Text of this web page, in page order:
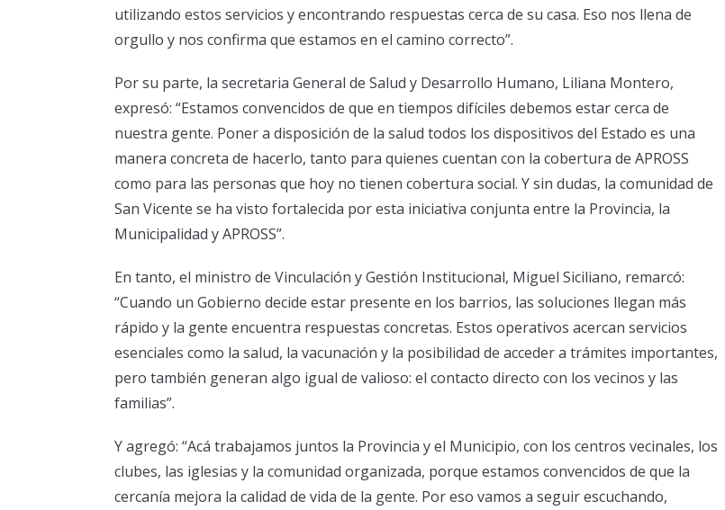
utilizando estos servicios y encontrando respuestas cerca de su casa. Eso nos llena de
orgullo y nos confirma que estamos en el camino correcto”.
Por su parte, la secretaria General de Salud y Desarrollo Humano, Liliana Montero,
expresó: “Estamos convencidos de que en tiempos difíciles debemos estar cerca de
nuestra gente. Poner a disposición de la salud todos los dispositivos del Estado es una
manera concreta de hacerlo, tanto para quienes cuentan con la cobertura de APROSS
como para las personas que hoy no tienen cobertura social. Y sin dudas, la comunidad de
San Vicente se ha visto fortalecida por esta iniciativa conjunta entre la Provincia, la
Municipalidad y APROSS”.
En tanto, el ministro de Vinculación y Gestión Institucional, Miguel Siciliano, remarcó:
“Cuando un Gobierno decide estar presente en los barrios, las soluciones llegan más
rápido y la gente encuentra respuestas concretas. Estos operativos acercan servicios
esenciales como la salud, la vacunación y la posibilidad de acceder a trámites importantes,
pero también generan algo igual de valioso: el contacto directo con los vecinos y las
familias”.
Y agregó: “Acá trabajamos juntos la Provincia y el Municipio, con los centros vecinales, los
clubes, las iglesias y la comunidad organizada, porque estamos convencidos de que la
cercanía mejora la calidad de vida de la gente. Por eso vamos a seguir escuchando,